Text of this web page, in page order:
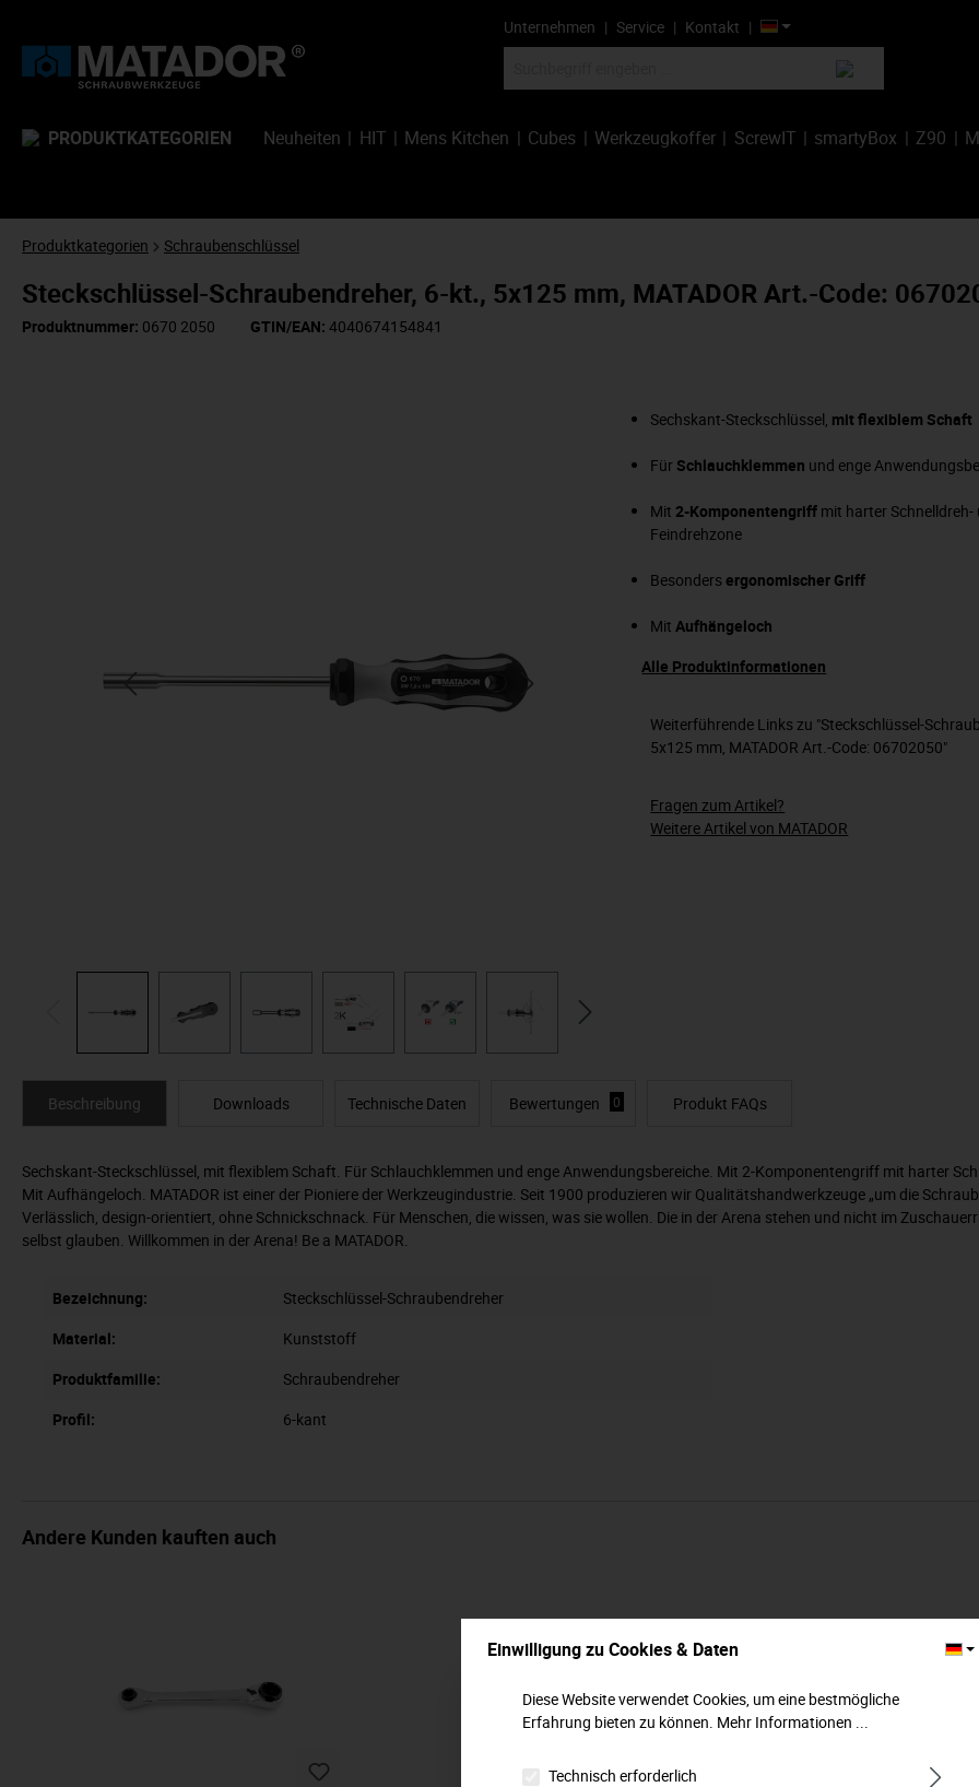
Unternehmen Service Kontakt
PRODUKTKATEGORIEN Neuheiten HIT Mens Kitchen Cubes Werkzeugkoffer ScrewIT smartyBox Z90
Produktkategorien Schraubenschlüssel
Steckschlüssel-Schraubendreher, 6-kt., 5x125 mm, MATADOR Art.-Code:
Produktnummer: 0670 2050 GTIN/EAN: 4040674154841
Sechskant-Steckschlüssel, mit flexiblem Schaft
Für Schlauchklemmen und enge
Mit 2-Komponentengriff mit harter Schnelldreh-
Feindrehzone
Besondersergonomischer Griff
MitAufhängeloch
Alle Produktinformationen
Weiterführende Links zu "Steckschlüssel-
5x125 mm, MATADOR Art.-Code: 06702050"
Fragen zum Artikel?
Weitere Artikel von MATADOR
Beschreibung Downloads Technische Daten Bewertungen 0 Produkt FAQs
Sechskant-Steckschlüssel, mit flexiblem Schaft. Für Schlauchklemmen und enge Anwendungsbereiche. Mit 2-Komponentengriff mit harter
Mit Aufhängeloch. MATADOR ist einer der Pioniere der Werkzeugindustrie. Seit 1900 produzieren wir Qualitätshandwerkzeuge „um die
Verlässlich, design-orientiert, ohne Schnickschnack. Für Menschen, die wissen, was sie wollen. Die in der Arena stehen und nicht im
selbst glauben. Willkommen in der Arena! Be a MATADOR.
Bezeichnung:
Steckschlüssel-Schraubendreher
Material:
Kunststoff
Produktfamilie:
Schraubendreher
Profil:
6-kant
Andere Kunden kauften auch
Einwilligung zu Cookies & Daten
Diese Website verwendet Cookies, um eine bestmögliche
Erfahrung bieten zu können. Mehr Informationen ...
Technisch erforderlich